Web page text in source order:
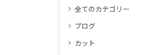
全てのカテゴリー
ブログ
カット